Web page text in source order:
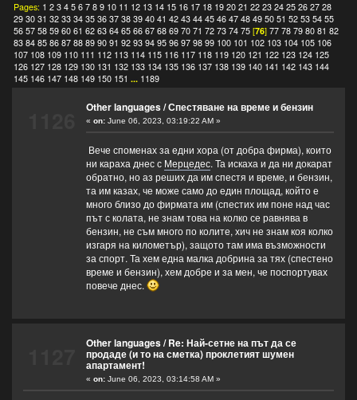
Pages: 1 2 3 4 5 6 7 8 9 10 11 12 13 14 15 16 17 18 19 20 21 22 23 24 25 26 27 28
29 30 31 32 33 34 35 36 37 38 39 40 41 42 43 44 45 46 47 48 49 50 51 52 53 54 55
56 57 58 59 60 61 62 63 64 65 66 67 68 69 70 71 72 73 74 75 [76]77 78 79 80 81 82
83 84 85 86 87 88 89 90 91 92 93 94 95 96 97 98 99 100 101 102 103 104 105 106
107 108 109 110 111 112 113 114 115 116 117 118 119 120 121 122 123 124 125
126 127 128 129 130 131 132 133 134 135 136 137 138 139 140 141 142 143 144
145 146 147 148 149 150 151 ... 1189
Other languages/Спестяване на време и бензин
« on:June 06, 2023, 03:19:22 AM »
Вече споменах за едни хора (от добра фирма), които
ни караха днес с Мерцедес. Та искаха и да ни докарат
обратно, но аз реших да им спестя и време, и бензин,
та им казах, че може само до един площад, който е
много близо до фирмата им (спестих им поне над час
път с колата, не знам това на колко се равнява в
бензин, не съм много по колите, хич не знам коя колко
изгаря на километър), защото там има възможности
за спорт. Та хем една малка добрина за тях (спестено
време и бензин), хем добре и за мен, че поспортувах
повече днес.
Other languages/Re: Най-сетне на път да се
продаде (и то на сметка) проклетият шумен
апартамент!
« on:June 06, 2023, 03:14:58 AM »